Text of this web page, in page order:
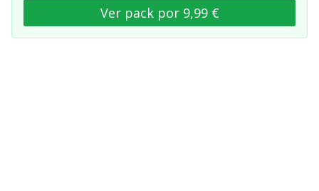
Ver pack por 9,99 €